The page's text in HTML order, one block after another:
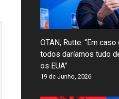
OTAN, Rutte: “Em
todos daríamos tudo
os EUA”
19 de Junho, 2026